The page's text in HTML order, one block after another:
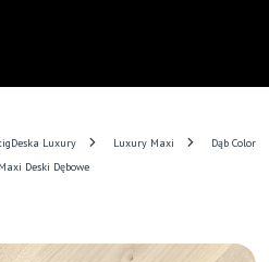
Luxury Luxury Maxi
Dąb Color
Deski Dębowe